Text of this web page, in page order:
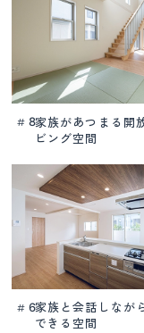
# 8家族があつまる 開
ビング空間
# 6家族と会話しなが
できる空間